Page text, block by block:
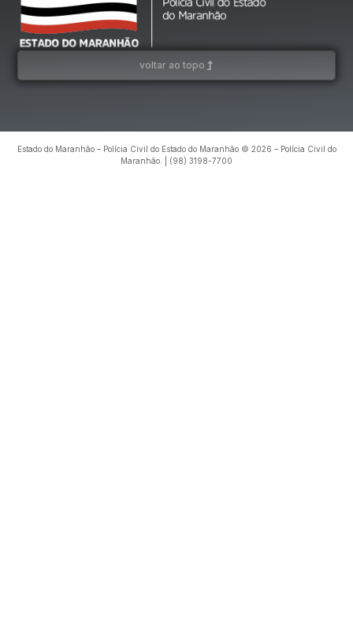
voltar ao topo
Estado do Maranhão – Polícia Civil do Estado do Maranhão © 2026 – Polícia Civil do
Maranhão. | (98) 3198-7700